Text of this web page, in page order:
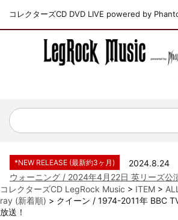
コレクターズCD DVD LIVE powered by
ジャーニー / 1979年5月8+9日 コロラド州
*NEW RELEASE (最新約3ヶ月)
*NEW RELEASE (最新約3ヶ月)
2024.8.24
ウォーニング / 2024年4月22日 英リーズ公
IEM+Aud！
*NEW RELEASE (最新約3ヶ月)
2024.6.24
ビリー・ジョエル / 2024年3月24日
コレクターズCD LegRock Music > ITEM >
ray (新着順) > クイーン / 1974-2011年 BBC
放送！